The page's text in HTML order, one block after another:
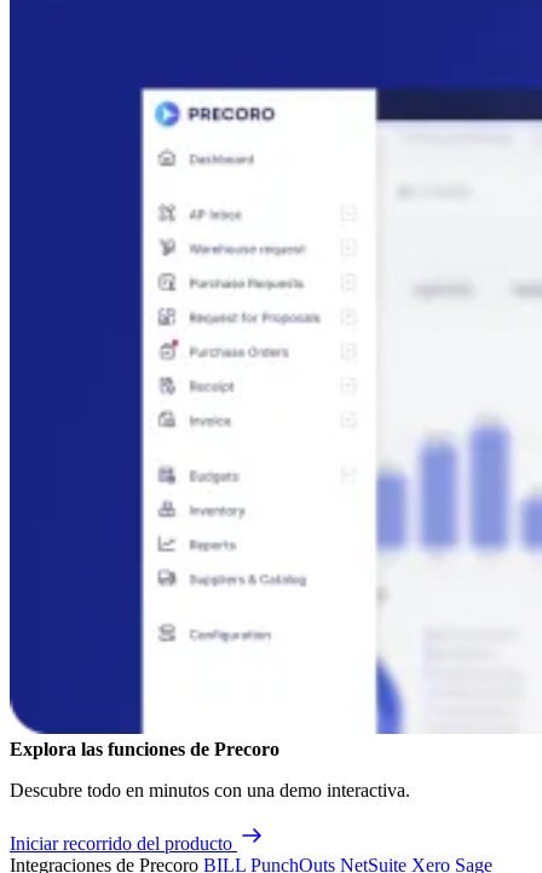
Explora las funciones de Precoro
Descubre todo en minutos con una demo interactiva.
Iniciar recorrido del producto
Integraciones de Precoro BILL PunchOuts NetSuite Xero Sage